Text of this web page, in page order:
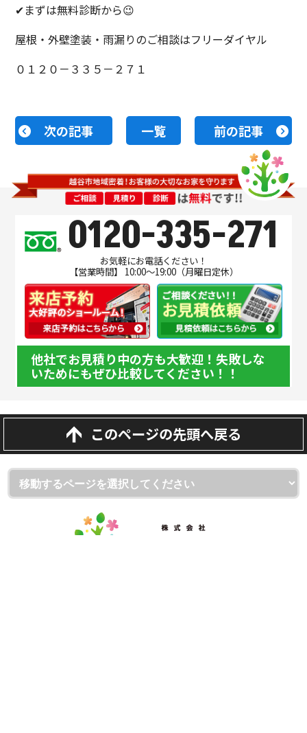
✔まずは無料診断から😉
屋根・外壁塗装・雨漏りのご相談はフリーダイヤル
０１２０－３３５－２７１
次の記事 一覧 前の記事
0120-335-271
お気軽にお電話ください！
【営業時間】 10:00～19:00（月曜日定休）
他社でお見積り中の方も大歓迎！失敗しな
いためにもぜひ比較してください！！
このページの先頭へ戻る